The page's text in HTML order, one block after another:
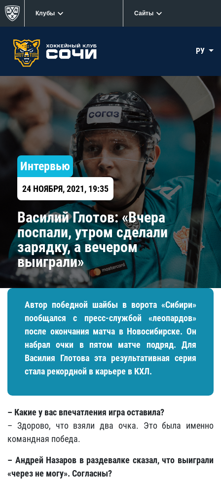
Клубы Сайты
РУ
Интервью
24 НОЯБРЯ, 2021, 19:35
Василий Глотов: «Вчера
поспали, утром сделали
зарядку, а вечером
выиграли»
Автор победной шайбы в ворота «Сибири»
пообщался с пресс-службой «леопардов»
после окончания матча в Новосибирске. Он
набрал очки в пятом матче подряд. Для
Василия Глотова эта результативная серия
стала рекордной в карьере в КХЛ.
– Какие у вас впечатления игра оставила?
– Здорово, что взяли два очка. Это была именно
командная победа.
– Андрей Назаров в раздевалке сказал, что выиграли
«через не могу». Согласны?